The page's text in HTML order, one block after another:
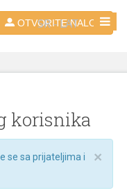
OTVORITE NALOG
SR - LAT
korisnika
×
se sa prijateljima i